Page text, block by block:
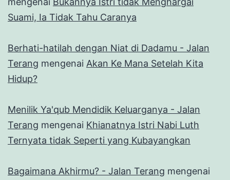
Suami, Ia Tidak Tahu Caranya
Berhati-hatilah dengan Niat di Dadamu - Jalan
Terang mengenai Akan Ke Mana Setelah Kita
Hidup?
Menilik Ya'qub Mendidik Keluarganya - Jalan
Terang mengenai Khianatnya Istri Nabi Luth
Ternyata tidak Seperti yang Kubayangkan
Bagaimana Akhirmu? - Jalan Terang mengenai